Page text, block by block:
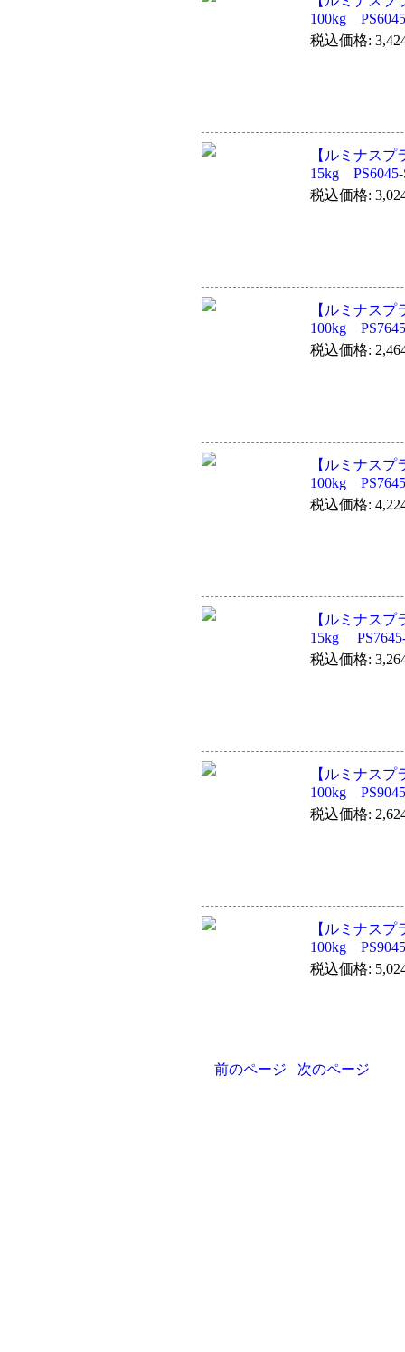
100kg
税込価格:
【ルミナス
15kg PS6045-
税込価格:
【ルミナス
100kg PS7645
税込価格:
【ルミナス
100kg
税込価格:
【ルミナス
15kg
税込価格:
【ルミナス
100kg PS9045
税込価格:
【ルミナス
100kg
税込価格:
前のページ 次のページ